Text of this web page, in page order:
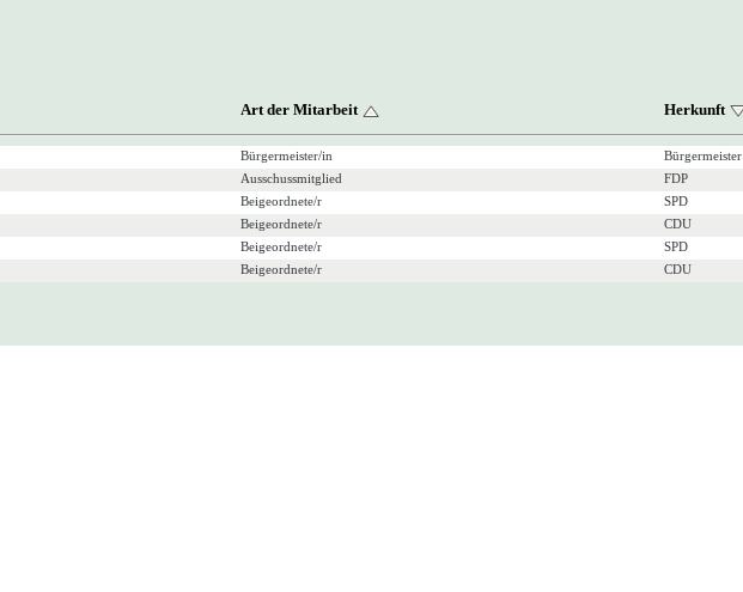
Art der Mitarbeit Herkunft
Bürgermeister/in
Bürgermeister
Ausschussmitglied
FDP
Beigeordnete/r
SPD
Beigeordnete/r
CDU
Beigeordnete/r
SPD
Beigeordnete/r CDU